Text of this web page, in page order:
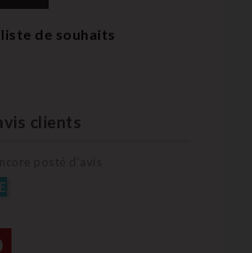
de souhaits
clients